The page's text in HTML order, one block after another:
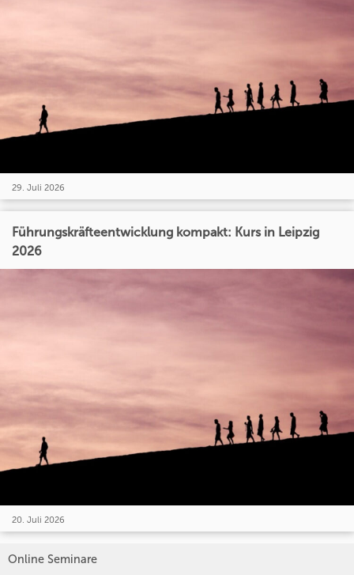
29. Juli 2026
Führungskräfteentwicklung kompakt: Kurs in Leipzig
2026
20. Juli 2026
Online Seminare